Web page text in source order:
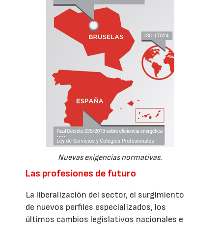
Nuevas exigencias normativas.
Las profesiones de futuro
La liberalización del sector, el surgimiento
de nuevos perfiles especializados, los
últimos cambios legislativos nacionales e